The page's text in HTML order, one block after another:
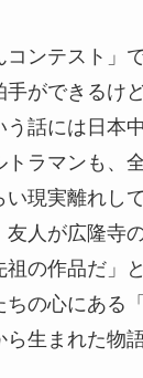
コンテスト」
手ができるけ
話には日本
トラマンも、
現実離れして
友人が広隆寺
祖の作品だ」
ちの心にある
生まれた物語